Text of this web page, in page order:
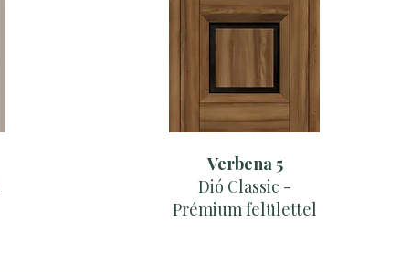
Verbena 5
Dió Classic -
Prémium felülettel